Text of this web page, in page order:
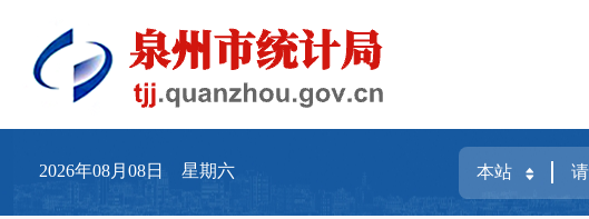
2026年08月08日 星期六